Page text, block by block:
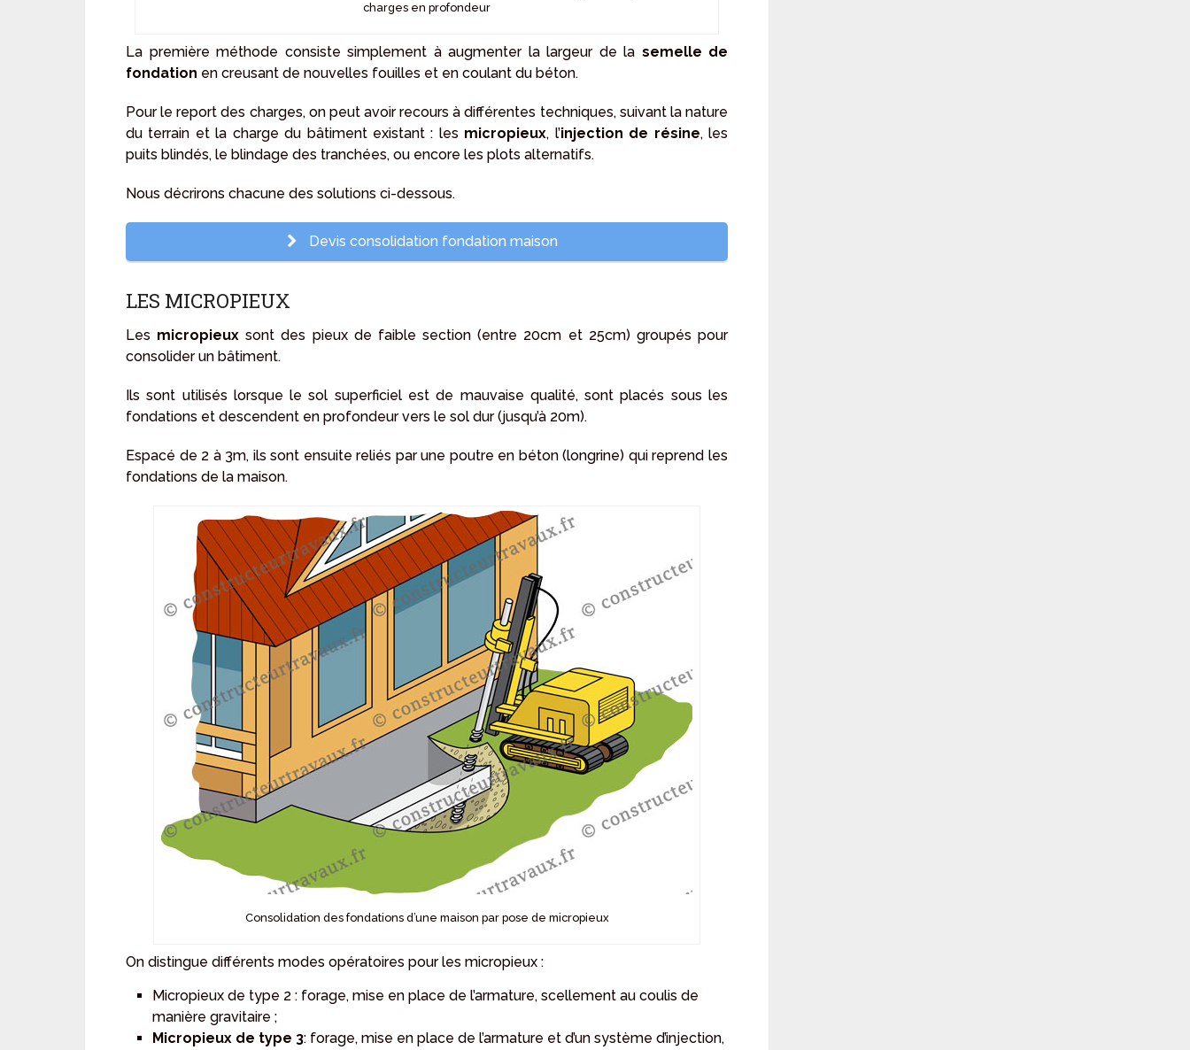
charges en profondeur
La première méthode consiste simplement à augmenter la largeur de la semelle de
fondation en creusant de nouvelles fouilles et en coulant du béton.
Pour le report des charges, on peut avoir recours à différentes techniques, suivant la nature
du terrain et la charge du bâtiment existant : les micropieux, l’injection de résine, les
puits blindés, le blindage des tranchées, ou encore les plots alternatifs.
Nous décrirons chacune des solutions ci-dessous.
Devis consolidation fondation maison
LES MICROPIEUX
Les micropieux sont des pieux de faible section (entre 20cm et 25cm) groupés pour
consolider un bâtiment.
Ils sont utilisés lorsque le sol superficiel est de mauvaise qualité, sont placés sous les
fondations et descendent en profondeur vers le sol dur (jusqu’à 20m).
Espacé de 2 à 3m, ils sont ensuite reliés par une poutre en béton (longrine) qui reprend les
fondations de la maison.
Consolidation des fondations d’une maison par pose de micropieux
On distingue différents modes opératoires pour les micropieux :
Micropieux de type 2 : forage, mise en place de l’armature, scellement au coulis de
manière gravitaire ;
Micropieux de type 3: forage, mise en place de l’armature et d’un système d’injection,